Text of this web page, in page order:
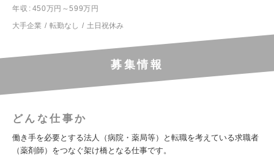
年収
450万円～599万円
大手企業
転勤なし 土日祝休み
募集情報
どんな仕事か
働き手を必要とする法人（病院・薬局等）と転職を考えている求職者
（薬剤師）をつなぐ架け橋となる仕事です。